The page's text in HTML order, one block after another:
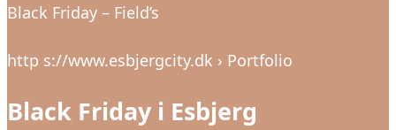
Black Friday – Field’s
http s://www.esbjergcity.dk › Portfolio
Black Friday i Esbjerg